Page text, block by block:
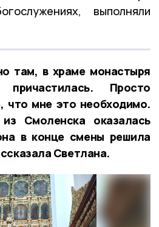
выполняли
там, в храме монастыря
Просто
что мне это необходимо.
Смоленска оказалась
в конце смены решила
Светлана.